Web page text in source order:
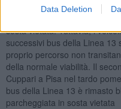
Data Deletion
blocco del servizio pubblico
sosta vietata. Tuttavia, i
successivi bus della Linea
proprio percorso non
della normale viabilità. Il
Cuppari a Pisa nel tardo
bus della Linea 13 è rimasto
parcheggiata in sosta vietata